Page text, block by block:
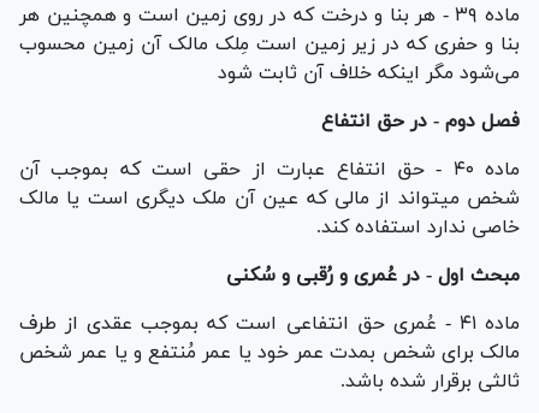
ماده ۳۹ - هر بنا و درخت که در روی زمین است و همچنین هر
بنا و حفری که در زیر زمین است مِلک مالک آن زمین محسوب
می‌شود مگر اینکه خلاف آن ثابت شود
فصل دوم - در حق انتفاع
ماده ۴۰ - حق انتفاع عبارت از حقی است که بموجب آن
شخص میتواند از مالی که عین آن ملک دیگری است یا مالک
خاصی ندارد استفاده کند.
مبحث اول - در عُمری و رُقبی و سُکنی
ماده ۴۱ - عُمری حق انتفاعی است که بموجب عقدی از طرف
مالک برای شخص بمدت عمر خود یا عمر مُنتفع و یا عمر شخص
ثالثی برقرار شده باشد.